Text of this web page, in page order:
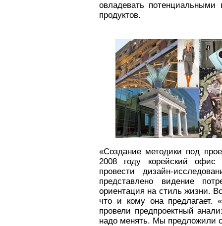
овладевать
продуктов.
«Создание методики под
2008 году корейский
провести дизайн-
представлено видение
ориентация на стиль жизни.
что и кому она
провели предпроектный
надо менять. Мы предложили